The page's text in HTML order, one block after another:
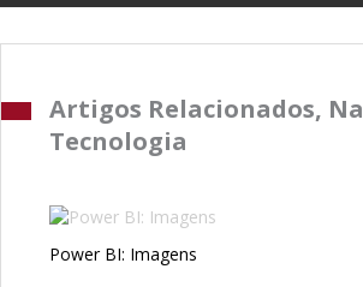
Artigos Relacionados, Na
Tecnologia
Power BI: Imagens